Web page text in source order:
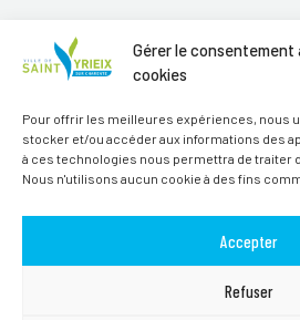
Gérer le consentement
cookies
Pour offrir les meilleures expériences, nous
stocker et/ou accéder aux informations des
à ces technologies nous permettra de traiter
Nous n'utilisons aucun cookie à des fins
Accepter
Refuser
JE M'ABONNE
Alternative: